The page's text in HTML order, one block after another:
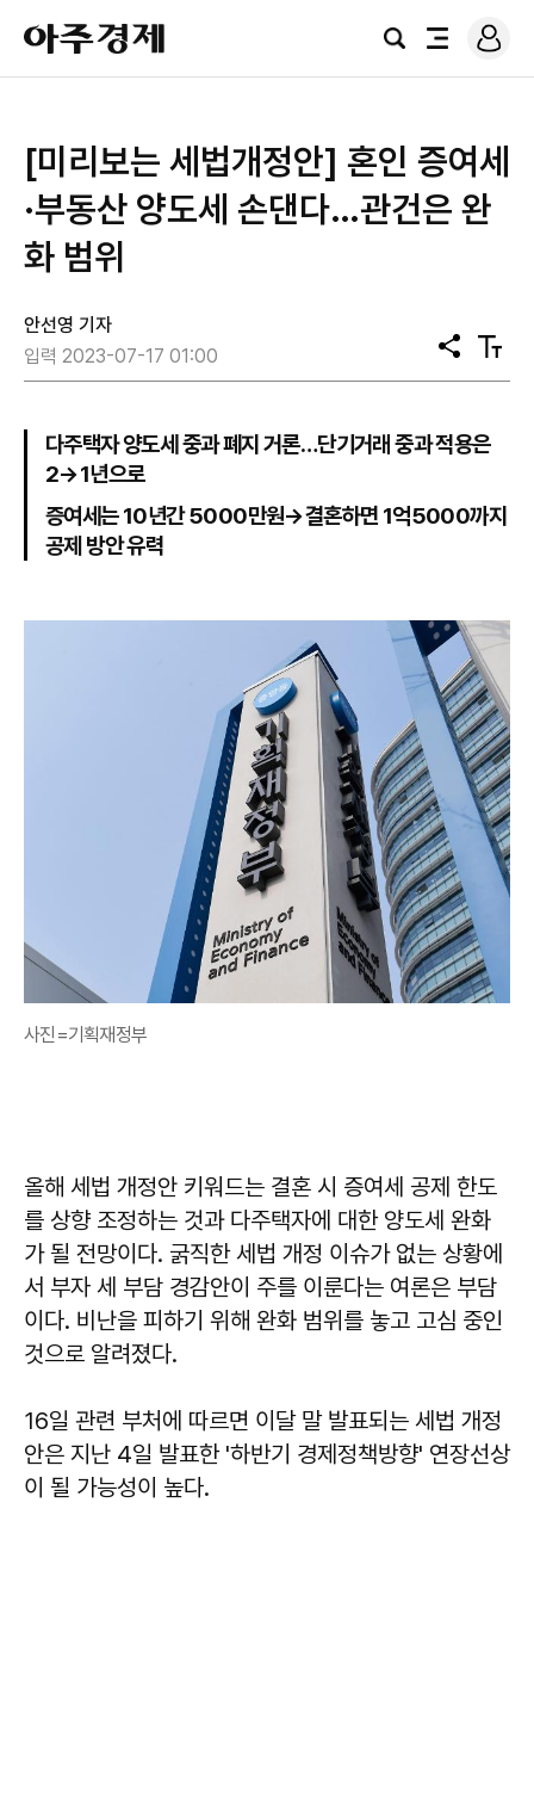
아
주
경
검
전
로
그
[미리보는 세법개정안] 혼인 증여세
·부동산 양도세 손댄다…관건은 완
화 범위
안선영 기자
입력 2023-07-17 01:00
공
유
텍
스
기
다주택자 양도세 중과 폐지 거론…단기거래 중과 적용은
2→1년으로
증여세는 10년간 5000만원→결혼하면 1억5000까지
공제 방안 유력
사진=기획재정부
올해 세법 개정안 키워드는 결혼 시 증여세 공제 한도
를 상향 조정하는 것과 다주택자에 대한 양도세 완화
가 될 전망이다. 굵직한 세법 개정 이슈가 없는 상황에
서 부자 세 부담 경감안이 주를 이룬다는 여론은 부담
이다. 비난을 피하기 위해 완화 범위를 놓고 고심 중인
것으로 알려졌다.
16일 관련 부처에 따르면 이달 말 발표되는 세법 개정
안은 지난 4일 발표한 '하반기 경제정책방향' 연장선상
이 될 가능성이 높다.